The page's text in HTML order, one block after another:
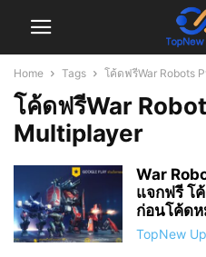
Home Tags โค้ดฟรีWar Robots
โค้ดฟรีWar
Multiplayer
War
แจกฟรี โ
ก่อนโค้ด
TopNew